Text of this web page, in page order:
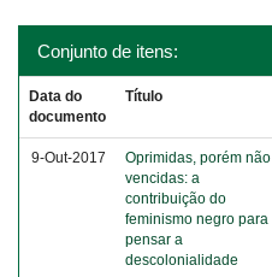
Conjunto de itens:
Data do
documento
Título
9-Out-2017
Oprimidas, porém não
vencidas: a
contribuição do
feminismo negro para
pensar a
descolonialidade